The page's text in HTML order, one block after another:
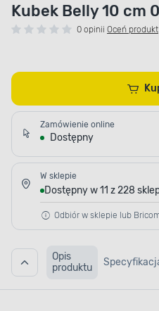
Kubek Belly 10 cm
0 opinii Oceń produkt
Zamówienie online
Dostępny
W sklepie
Dostępny w 11 z 228
Odbiór w sklepie lub
Opis
produktu